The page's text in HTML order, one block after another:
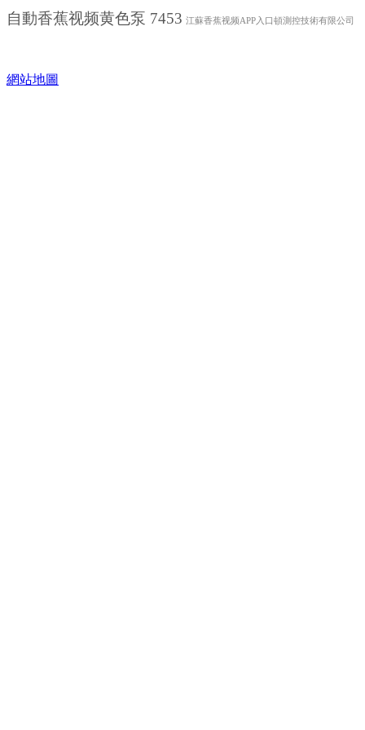
自動香蕉视频黄色泵 7453 江蘇香蕉视频APP入口頓測控技術有限公司
網站地圖